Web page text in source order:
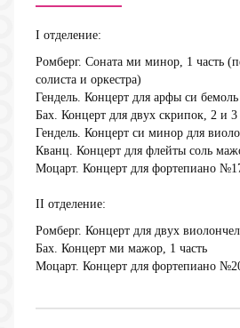
I отделение:
Ромберг. Соната ми минор, 1 часть
солиста и оркестра)
Гендель. Концерт для арфы си
Бах. Концерт для двух скрипок, 2 и 3
Гендель. Концерт си минор для
Кванц. Концерт для флейты соль
Моцарт. Концерт для фортепиано
II отделение:
Ромберг. Концерт для двух
Бах. Концерт ми мажор, 1 часть
Моцарт. Концерт для фортепиано